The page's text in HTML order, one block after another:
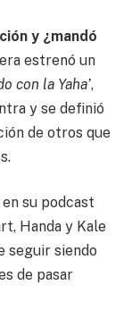
y ¿mandó
estrenó un
con la Yaha’,
y se definió
de otros que
en su podcast
Handa y Kale
seguir siendo
de pasar